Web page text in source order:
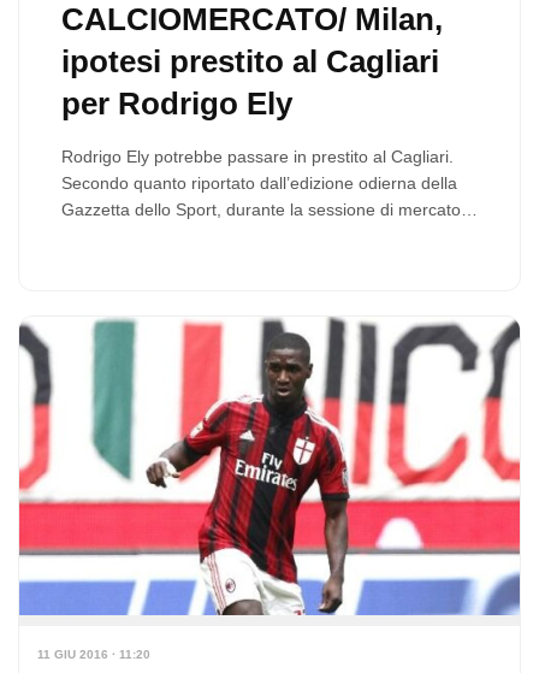
CALCIOMERCATO/ Milan,
ipotesi prestito al Cagliari
per Rodrigo Ely
Rodrigo Ely potrebbe passare in prestito al Cagliari.
Secondo quanto riportato dall’edizione odierna della
Gazzetta dello Sport, durante la sessione di mercato
11 GIU 2016 · 11:20